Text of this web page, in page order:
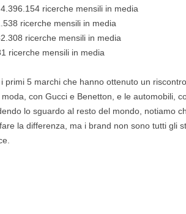
ricerche mensili in media
ricerche mensili in media
ricerche mensili in media
ricerche mensili in media
primi 5 marchi che hanno ottenuto un
con Gucci e Benetton, e le automobili,
lo sguardo al resto del mondo, notiamo
la differenza, ma i brand non sono tutti